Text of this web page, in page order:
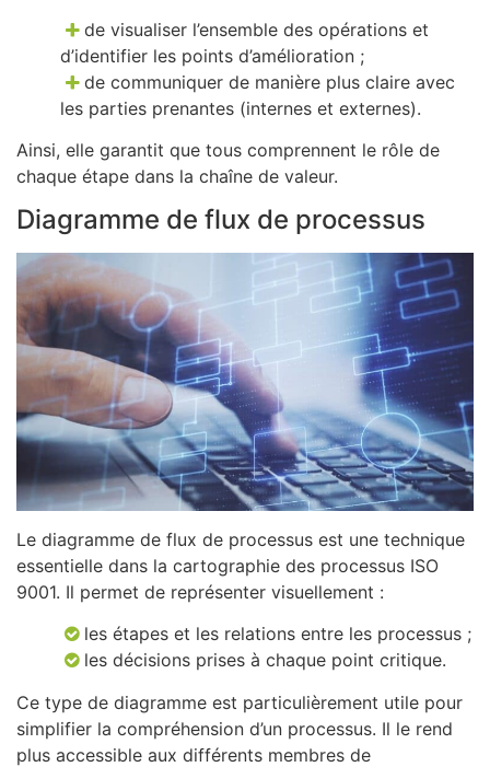
de visualiser l’ensemble des opérations et
d’identifier les points d’amélioration ;
de communiquer de manière plus claire avec
les parties prenantes (internes et externes).
Ainsi, elle garantit que tous comprennent le rôle de
chaque étape dans la chaîne de valeur.
Diagramme de flux de processus
Le diagramme de flux de processus est une technique
essentielle dans la cartographie des processus ISO
9001. Il permet de représenter visuellement :
les étapes et les relations entre les processus ;
les décisions prises à chaque point critique.
Ce type de diagramme est particulièrement utile pour
simplifier la compréhension d’un processus. Il le rend
plus accessible aux différents membres de